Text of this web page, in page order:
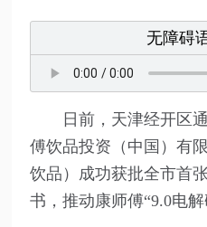
无障碍
日前，天津经开区
傅饮品投资（中国）有
饮品）成功获批全市首
书，推动康师傅“9.0电解